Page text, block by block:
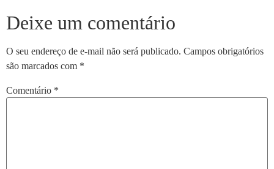
Deixe um comentário
O seu endereço de e-mail não será publicado. Campos obrigatórios
são marcados com *
Comentário *